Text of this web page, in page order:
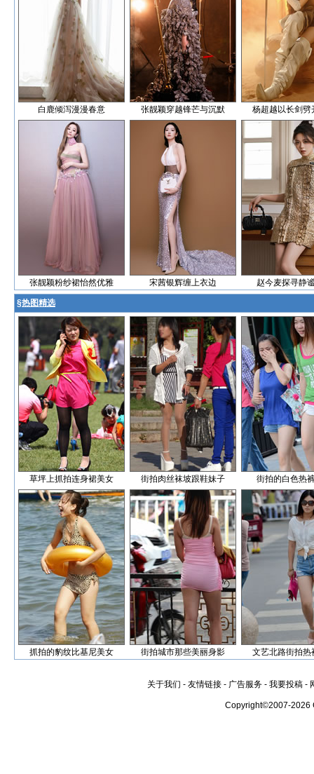
白鹿倾泻漫漫春意 张靓颖穿越锋芒与沉默 杨超越以长剑劈
张靓颖粉纱裙怡然优雅 宋茜银辉缠上衣边 赵今麦探寻静
§热图精选
草坪上抓拍连身裙美女 街拍肉丝袜坡跟鞋妹子 街拍的白色热
抓拍的豹纹比基尼美女 街拍城市那些美丽身影 文艺北路街拍热
关于我们 - 友情链接 - 广告服务 - 我要投稿 -
Copyright©2007-2026